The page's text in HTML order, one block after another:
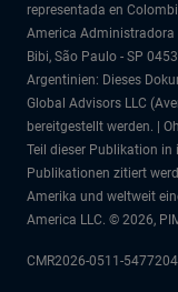
representada en
America Administradora
Bibi, São Paulo - SP
Argentinien: Dieses
Global Advisors LLC
bereitgestellt werden. |
Teil dieser Publikation in
Publikationen zitiert
Amerika und weltweit
America LLC. © 2026,
CMR2026-0511-5477204